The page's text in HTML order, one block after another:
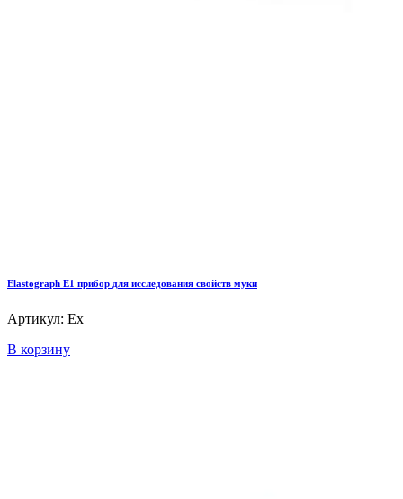
Elastograph E1 прибор для исследования свойств муки
Артикул: Ex
В корзину